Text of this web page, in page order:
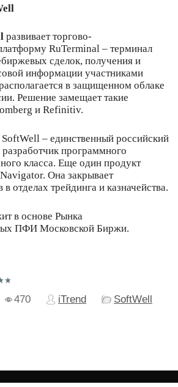
развивает торгово-
RuTerminal – терминал
сделок, получения и
информации участниками
в защищенном облаке
Решение замещает такие
и Refinitiv.
– единственный российский
программного
класса. Еще один продукт
Она закрывает
отделах трейдинга и казначейства.
в основе Рынка
ПФИ Московской Биржи.
470 iTrend SoftWell